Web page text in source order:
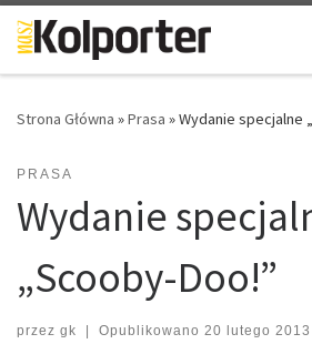
Skip to content
Strona Główna »Prasa »Wydanie specjalne
PRASA
Wydanie
„Scooby-Doo!”
przez gk | Opublikowano 20 lutego 2013